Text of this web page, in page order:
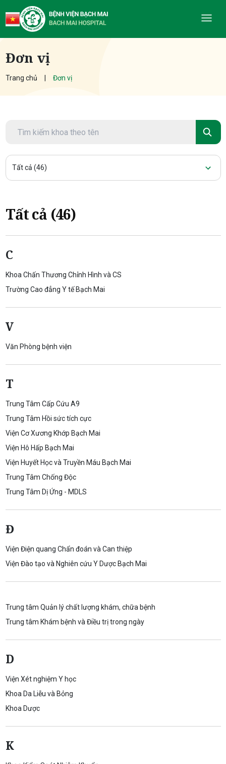
Đơn vị
Trang chủ Đơn vị
Tất cả (46)
C
Khoa Chấn Thương Chỉnh Hình và CS
Trường Cao đẳng Y tế Bạch Mai
V
Văn Phòng bệnh viện
T
Trung Tâm Cấp Cứu A9
Trung Tâm Hồi sức tích cực
Viện Cơ Xương Khớp Bạch Mai
Viện Hô Hấp Bạch Mai
Viện Huyết Học và Truyền Máu Bạch Mai
Trung Tâm Chống Độc
Trung Tâm Dị Ứng - MDLS
Đ
Viện Điện quang Chẩn đoán và Can thiệp
Viện Đào tạo và Nghiên cứu Y Dược Bạch Mai
Trung tâm Quản lý chất lượng khám, chữa bệnh
Trung tâm Khám bệnh và Điều trị trong ngày
D
Viện Xét nghiệm Y học
Khoa Da Liễu và Bỏng
Khoa Dược
K